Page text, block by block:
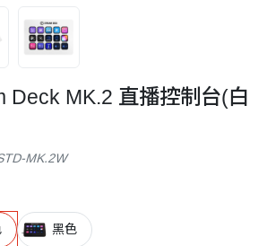
Deck MK.2 直播控制台(白
MK.2W
黑色